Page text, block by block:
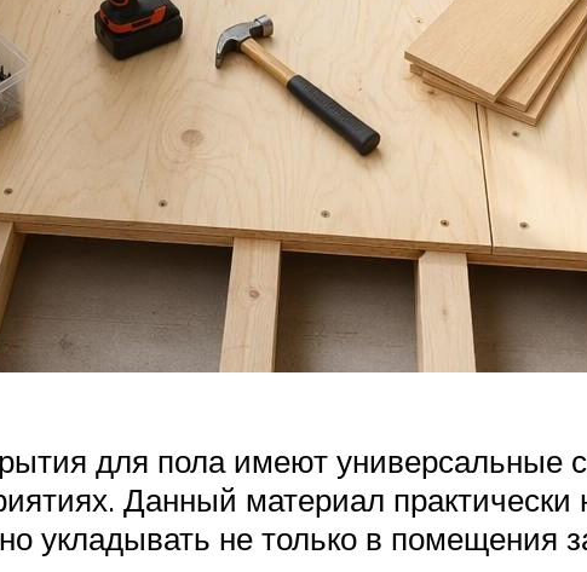
для пола имеют универсальные
Данный материал практически
укладывать не только в помещения